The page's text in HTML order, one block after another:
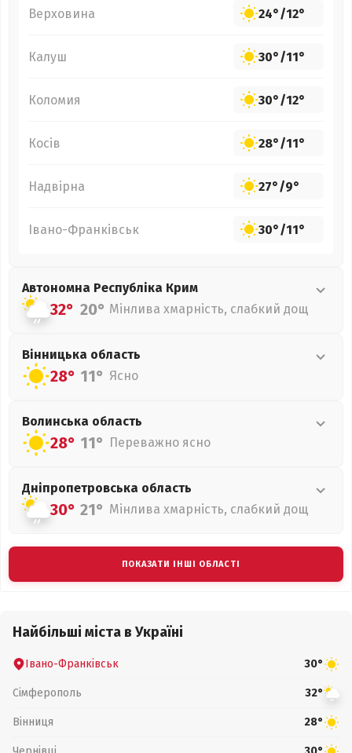
Верховина 24°/12°
Калуш 30°/11°
Коломия 30°/12°
Косів 28°/11°
Надвірна 27°/9°
Івано-Франківськ 30°/11°
Автономна Республіка Крим
32° 20° Мінлива хмарність, слабкий дощ
Вінницька область
28° 11° Ясно
Волинська область
28° 11° Переважно ясно
Дніпропетровська область
30° 21° Мінлива хмарність, слабкий дощ
ПОКАЗАТИ ІНШІ ОБЛАСТІ
Найбільші міста в Україні
Івано-Франківськ 30°
Сімферополь 32°
Вінниця 28°